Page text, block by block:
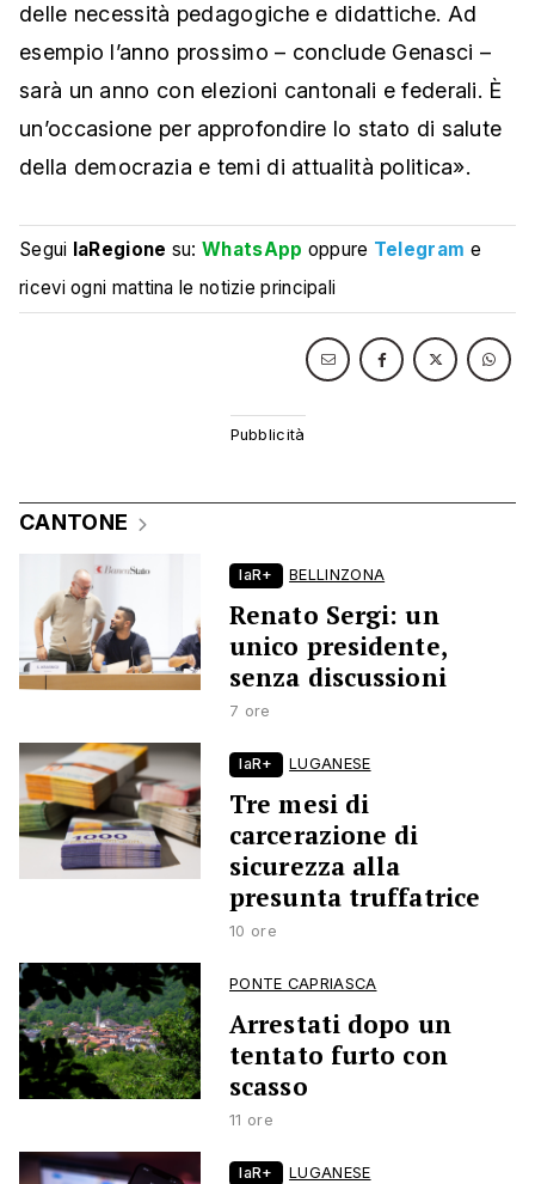
delle necessità pedagogiche e didattiche. Ad
esempio l’anno prossimo – conclude Genasci –
sarà un anno con elezioni cantonali e federali. È
un’occasione per approfondire lo stato di salute
della democrazia e temi di attualità politica».
Segui laRegione su:WhatsApp oppure Telegram e
ricevi ogni mattina le notizie principali
CANTONE
laR+ BELLINZONA
Renato Sergi: un
unico presidente,
senza discussioni
7 ore
laR+ LUGANESE
Tre mesi di
carcerazione di
sicurezza alla
presunta truffatrice
10 ore
PONTE CAPRIASCA
Arrestati dopo un
tentato furto con
scasso
11 ore
laR+ LUGANESE